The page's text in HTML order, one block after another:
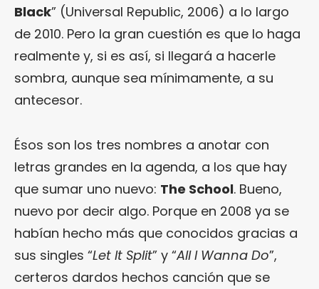
Black” (Universal Republic, 2006) a lo largo
de 2010. Pero la gran cuestión es que lo haga
realmente y, si es así, si llegará a hacerle
sombra, aunque sea mínimamente, a su
antecesor.
Ésos son los tres nombres a anotar con
letras grandes en la agenda, a los que hay
que sumar uno nuevo: The School. Bueno,
nuevo por decir algo. Porque en 2008 ya se
habían hecho más que conocidos gracias a
sus singles “Let It Split” y “All I Wanna Do”,
certeros dardos hechos canción que se